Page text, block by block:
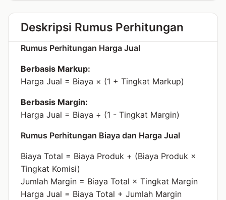
Deskripsi Rumus Perhitungan
Rumus Perhitungan Harga Jual
Berbasis Markup:
Harga Jual = Biaya × (1 + Tingkat Markup)
Berbasis Margin:
Harga Jual = Biaya ÷ (1 - Tingkat Margin)
Rumus Perhitungan Biaya dan Harga Jual
Biaya Total = Biaya Produk + (Biaya Produk ×
Tingkat Komisi)
Jumlah Margin = Biaya Total × Tingkat Margin
Harga Jual = Biaya Total + Jumlah Margin